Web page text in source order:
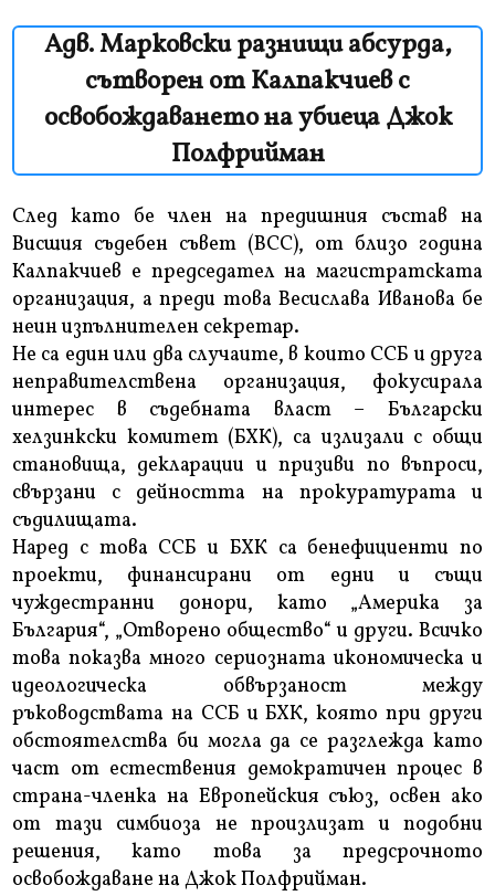
Адв. Марковски разнищи абсурда,
сътворен от Калпакчиев с
освобождаването на убиеца Джок
Полфрийман
След като бе член на предишния състав на
Висшия съдебен съвет (ВСС), от близо година
Калпакчиев е председател на магистратската
организация, а преди това Весислава Иванова бе
неин изпълнителен секретар.
Не са един или два случаите, в които ССБ и друга
неправителствена организация, фокусирала
интерес в съдебната власт – Български
хелзинкски комитет (БХК), са излизали с общи
становища, декларации и призиви по въпроси,
свързани с дейността на прокуратурата и
съдилищата.
Наред с това ССБ и БХК са бенефициенти по
проекти, финансирани от едни и същи
чуждестранни донори, като „Америка за
България“, „Отворено общество“ и други. Всичко
това показва много сериозната икономическа и
идеологическа обвързаност между
ръководствата на ССБ и БХК, която при други
обстоятелства би могла да се разглежда като
част от естествения демократичен процес в
страна-членка на Европейския съюз, освен ако
от тази симбиоза не произлизат и подобни
решения, като това за предсрочното
освобождаване на Джок Полфрийман.